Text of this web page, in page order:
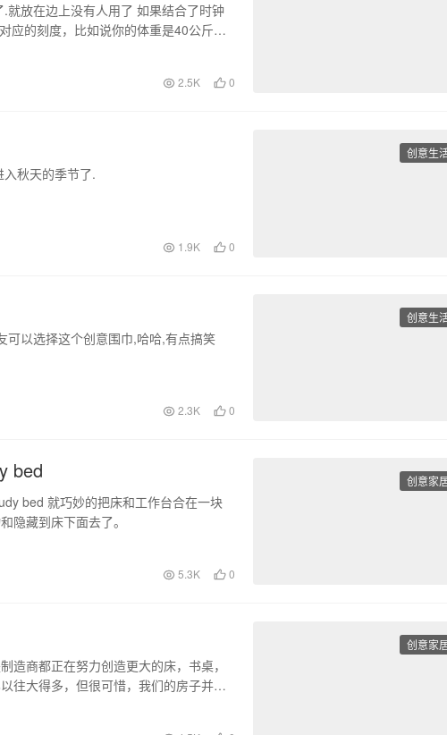
放在边上没有人用了 如果结合了时钟
应的刻度，比如说你的体重是40公斤，
2.5K 0
创意生
秋天的季节了.
1.9K 0
创意生
可以选择这个创意围巾,哈哈,有点搞笑
2.3K 0
创意家
bed
bed 就巧妙的把床和工作台合在一块
隐藏到床下面去了。
5.3K 0
创意家
造商都正在努力创造更大的床，书桌，
往大得多，但很可惜，我们的房子并不